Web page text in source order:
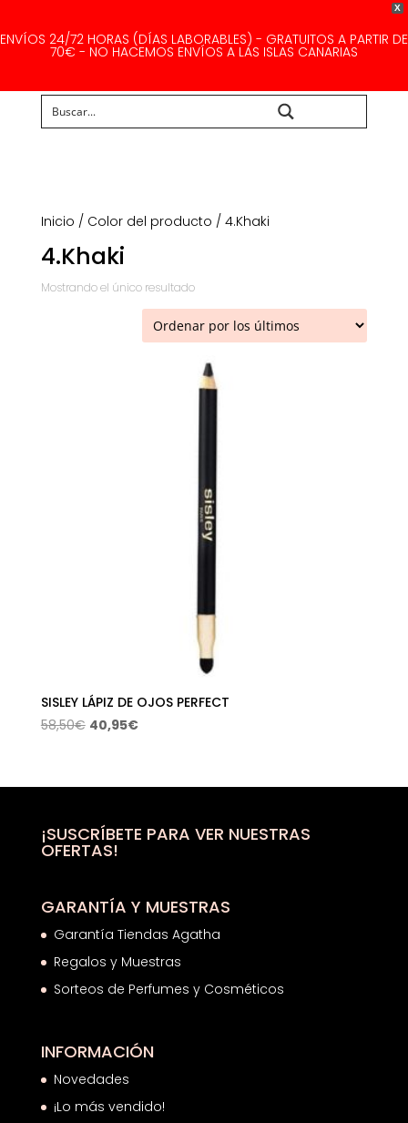
X
ENVÍOS 24/72 HORAS (DÍAS LABORABLES) - GRATUITOS A PARTIR DE
70€ - NO HACEMOS ENVÍOS A LAS ISLAS CANARIAS
Inicio / Color del producto / 4.Khaki
4.Khaki
Mostrando el único resultado
SISLEY LÁPIZ DE OJOS PERFECT
58,50€ El
era:
40,95€El
es:
¡SUSCRÍBETE PARA VER NUESTRAS
OFERTAS!
GARANTÍA Y MUESTRAS
Garantía Tiendas Agatha
Regalos y Muestras
Sorteos de Perfumes y Cosméticos
INFORMACIÓN
Novedades
¡Lo más vendido!